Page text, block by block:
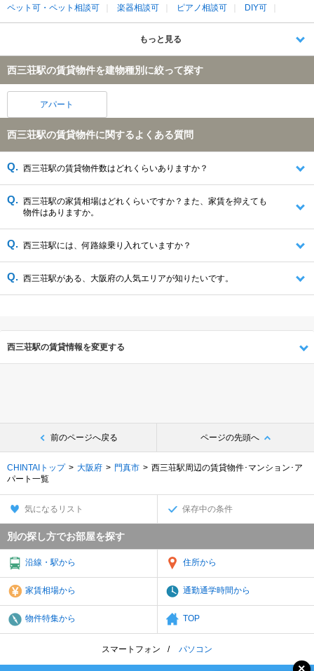
ペット可・ペット相談可
楽器相談可 ピアノ相談可 DIY可
もっと見る
西三荘駅の賃貸物件を建物種別に絞って探す
アパート
西三荘駅の賃貸物件に関するよくある質問
西三荘駅の賃貸物件数はどれくらいありますか？
西三荘駅の家賃相場はどれくらいですか？また、家賃を抑えても
物件はありますか。
西三荘駅には、何路線乗り入れていますか？
西三荘駅がある、大阪府の人気エリアが知りたいです。
西三荘駅の賃貸情報を変更する
前のページへ戻る ページの先頭へ
CHINTAIトップ 大阪府 門真市
西三荘駅周辺の賃貸物件･マンション･ア
パート一覧
気になるリスト 保存中の条件
別の探し方でお部屋を探す
沿線・駅から 住所から
家賃相場から 通勤通学時間から
物件特集から TOP
スマートフォン パソコン